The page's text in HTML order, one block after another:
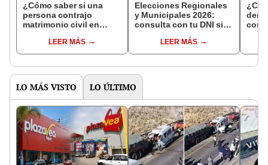
¿Cómo saber si una
persona contrajo
matrimonio civil en
LEER MÁS
Elecciones Regionales
y Municipales 2026:
consulta con tu DNI si
de mesa para este 4 de
octubre en el link oficial
LEER MÁS
con
LO MÁS VISTO LO ÚLTIMO